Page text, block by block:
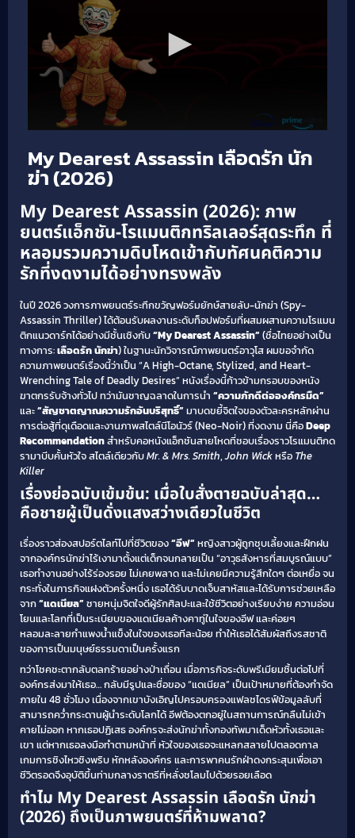
My Dearest Assassin เลือดรัก นัก
ฆ่า (2026)
My Dearest Assassin (2026): ภาพ
ยนตร์แอ็กชัน-โรแมนติกทริลเลอร์สุดระทึก ที่
หลอมรวมความดิบโหดเข้ากับทัศนคติความ
รักที่งดงามได้อย่างทรงพลัง
ในปี 2026 วงการภาพยนตร์ระทึกขวัญฟอร์มยักษ์สายลับ-นักฆ่า (Spy-
Assassin Thriller) ได้ต้อนรับผลงานระดับท็อปฟอร์มที่ผสมผสานความโรแมน
ติกแนวดาร์กได้อย่างมีชั้นเชิงกับ“My Dearest Assassin”(ชื่อไทยอย่างเป็น
ทางการ:เลือดรัก นักฆ่า) ในฐานะนักวิจารณ์ภาพยนตร์อาวุโส ผมขอจำกัด
ความภาพยนตร์เรื่องนี้ว่าเป็น “A High-Octane, Stylized, and Heart-
Wrenching Tale of Deadly Desires” หนังเรื่องนี้ก้าวข้ามกรอบของหนัง
ฆาตกรรับจ้างทั่วไป ทว่ามันชาญฉลาดในการนำ “ความภักดีต่อองค์กรมืด”
และ“สัญชาตญาณความรักอันบริสุทธิ์”มาบดขยี้จิตใจของตัวละครหลักผ่าน
การต่อสู้ที่ดุเดือดและงานภาพสไตล์นีโอนัวร์ (Neo-Noir) ที่งดงาม นี่คือDeep
Recommendationสำหรับคอหนังแอ็กชันสายโหดที่ชอบเรื่องราวโรแมนติกด
รามาบีบคั้นหัวใจ สไตล์เดียวกับMr. & Mrs. Smith,John Wickหรือ The
Killer
เรื่องย่อฉบับเข้มข้น: เมื่อใบสั่งตายฉบับล่าสุด…
คือชายผู้เป็นดั่งแสงสว่างเดียวในชีวิต
เรื่องราวส่องสปอร์ตไลท์ไปที่ชีวิตของ“อีฟ”หญิงสาวผู้ถูกชุบเลี้ยงและฝึกฝน
จากองค์กรนักฆ่าไร้เงามาตั้งแต่เด็กจนกลายเป็น “อาวุธสังหารที่สมบูรณ์แบบ”
เธอทำงานอย่างไร้ร่องรอย ไม่เคยพลาด และไม่เคยมีความรู้สึกใดๆ ต่อเหยื่อ จน
กระทั่งในภารกิจแฝงตัวครั้งหนึ่ง เธอได้รับบาดเจ็บสาหัสและได้รับการช่วยเหลือ
จาก“แดเนียล”ชายหนุ่มจิตใจดีผู้รักศิลปะและใช้ชีวิตอย่างเรียบง่าย ความอ่อน
โยนและโลกที่เป็นระเบียบของแดเนียลค้างคาทู่ในใจของอีฟ และค่อยๆ
หลอมละลายกำแพงน้ำแข็งในใจของเธอทีละน้อย ทำให้เธอได้สัมผัสถึงรสชาติ
ของการเป็นมนุษย์ธรรมดาเป็นครั้งแรก
ทว่าโชคชะตากลับตลกร้ายอย่างป่าเถื่อน เมื่อภารกิจระดับพรีเมียมชิ้นต่อไปที่
องค์กรส่งมาให้เธอ… กลับมีรูปและชื่อของ “แดเนียล” เป็นเป้าหมายที่ต้องกำจัด
ภายใน 48 ชั่วโมง เนื่องจากเขาบังเอิญไปครอบครองแฟลชไดรฟ์ข้อมูลลับที่
สามารถคว่ำกระดานผู้นำระดับโลกได้ อีฟต้องตกอยู่ในสถานการณ์กลืนไม่เข้า
คายไม่ออก หากเธอปฏิเสธ องค์กรจะส่งนักฆ่าทั้งกองทัพมาเด็ดหัวทั้งเธอและ
เขา แต่หากเธอลงมือทำตามหน้าที่ หัวใจของเธอจะแหลกสลายไปตลอดกาล
เกมการชิงไหวชิงพริบ หักหลังองค์กร และการพาคนรักฝ่าดงกระสุนเพื่อเอา
ชีวิตรอดจึงอุบัติขึ้นท่ามกลางราตรีที่หลั่งชโลมไปด้วยรอยเลือด
ทำไม My Dearest Assassin เลือดรัก นักฆ่า
(2026) ถึงเป็นภาพยนตร์ที่ห้ามพลาด?